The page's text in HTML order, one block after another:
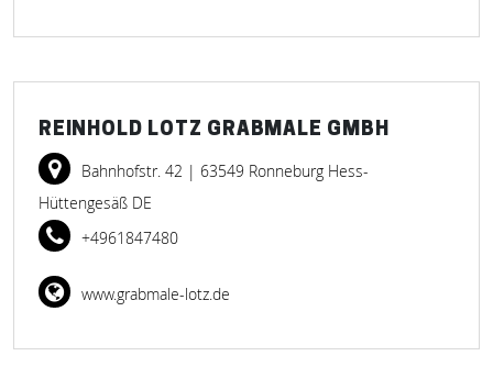
REINHOLD LOTZ GRABMALE GMBH
Bahnhofstr. 42 | 63549 Ronneburg Hess-
Hüttengesäß DE
+4961847480
www.grabmale-lotz.de